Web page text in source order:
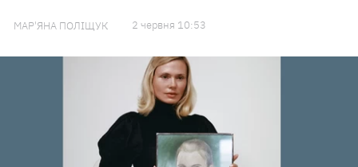
МАР'ЯНА ПОЛІЩУК 2 червня 10:53